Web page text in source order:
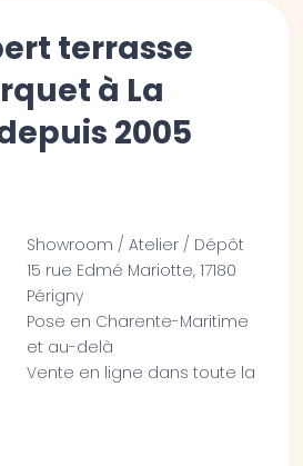
terrasse
à La
2005
Showroom / Atelier / Dépôt
15 rue Edmé Mariotte, 17180
Périgny
Pose en Charente-Maritime
et au-delà
Vente en ligne dans toute la